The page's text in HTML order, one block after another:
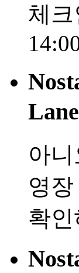
체크
아
영
확